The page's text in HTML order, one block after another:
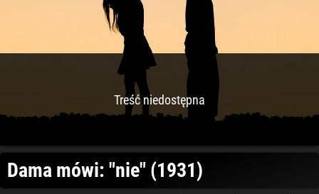
Treść niedostępna
Dama mówi: "nie" (1931)